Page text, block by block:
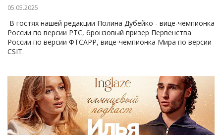
05.05.2025
В гостях нашей редакции Полина Дубейко - вице-чемпионка
России по версии РТС, бронзовый призер Первенства
России по версии ФТСАРР, вице-чемпионка Мира по версии
CSIT.